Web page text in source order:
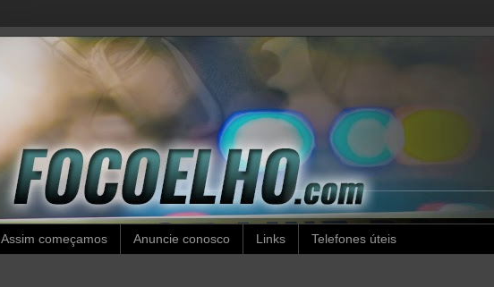
Assim começamos Anuncie conosco Links Telefones úteis